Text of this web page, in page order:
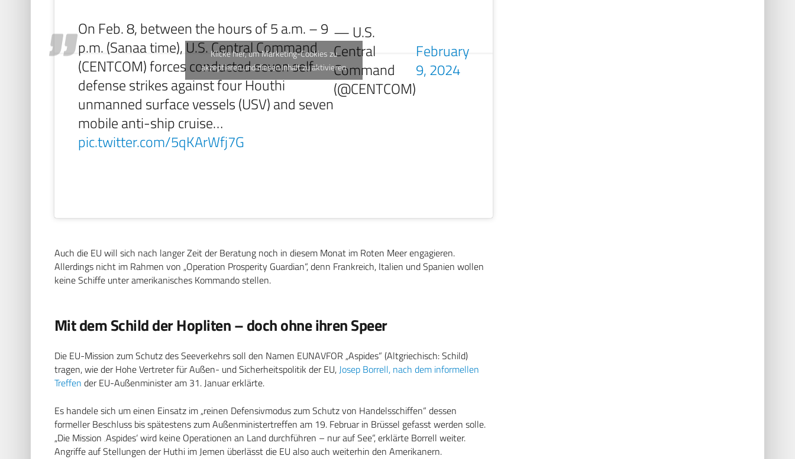
On Feb. 8, between the hours of 5 a.m. – 9
p.m. (Sanaa time), U.S. Central Command
(CENTCOM) forces conducted seven self-
defense strikes against four Houthi
unmanned surface vessels (USV) and seven
mobile anti-ship cruise…
pic.twitter.com/5qKArWfj7G
— U.S.
Central
Command
(@CENTCOM)
February
9, 2024
Klicke hier, um Marketing-Cookies zu
akzeptieren und diesen Inhalt zu aktivieren
Auch die EU will sich nach langer Zeit der Beratung noch in diesem Monat im Roten Meer engagieren.
Allerdings nicht im Rahmen von „Operation Prosperity Guardian“, denn Frankreich, Italien und Spanien wollen
keine Schiffe unter amerikanisches Kommando stellen.
Mit dem Schild der Hopliten – doch ohne ihren Speer
Die EU-Mission zum Schutz des Seeverkehrs soll den Namen EUNAVFOR „Aspides“ (Altgriechisch: Schild)
tragen, wie der Hohe Vertreter für Außen- und Sicherheitspolitik der EU,Josep Borrell, nach dem informellen
Treffen der EU-Außenminister am 31. Januar erklärte.
Es handele sich um einen Einsatz im „reinen Defensivmodus zum Schutz von Handelsschiffen“ dessen
formeller Beschluss bis spätestens zum Außenministertreffen am 19. Februar in Brüssel gefasst werden solle.
„Die Mission ‚Aspides‘ wird keine Operationen an Land durchführen – nur auf See“, erklärte Borrell weiter.
Angriffe auf Stellungen der Huthi im Jemen überlässt die EU also auch weiterhin den Amerikanern.